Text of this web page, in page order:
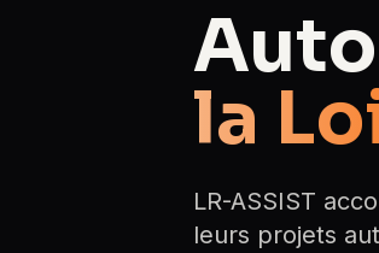
la
LR-ASSIST
leurs projets